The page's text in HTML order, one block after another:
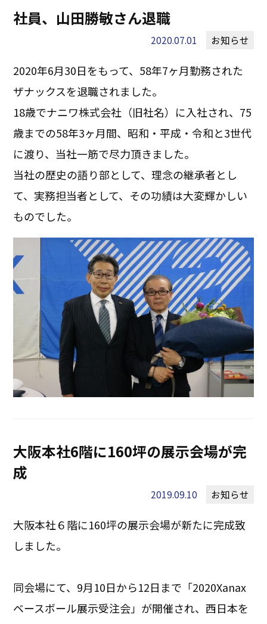
社員、山田勝敏さん退職
2020.07.01 お知らせ
2020年6月30日をもって、58年7ヶ月勤務された
ザナックスを退職されました。
18歳でナニワ株式会社（旧社名）に入社され、75
歳までの58年3ヶ月間、昭和・平成・令和と3世代
に渡り、当社一筋で尽力頂きました。
当社の歴史の語り部として、理念の継承者とし
て、実務担当者として、その功績は大変輝かしい
ものでした。
大阪本社6階に160坪の展示会場が完
成
2019.09.10 お知らせ
大阪本社６階に160坪の展示会場が新たに完成致
しました。
同会場にて、9月10日から12日まで「2020Xanax
ベースボール展示受注会」が開催され、西日本を